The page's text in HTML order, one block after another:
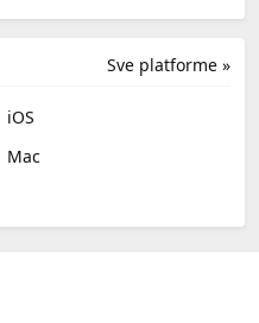
Sve platforme »
iOS
Mac